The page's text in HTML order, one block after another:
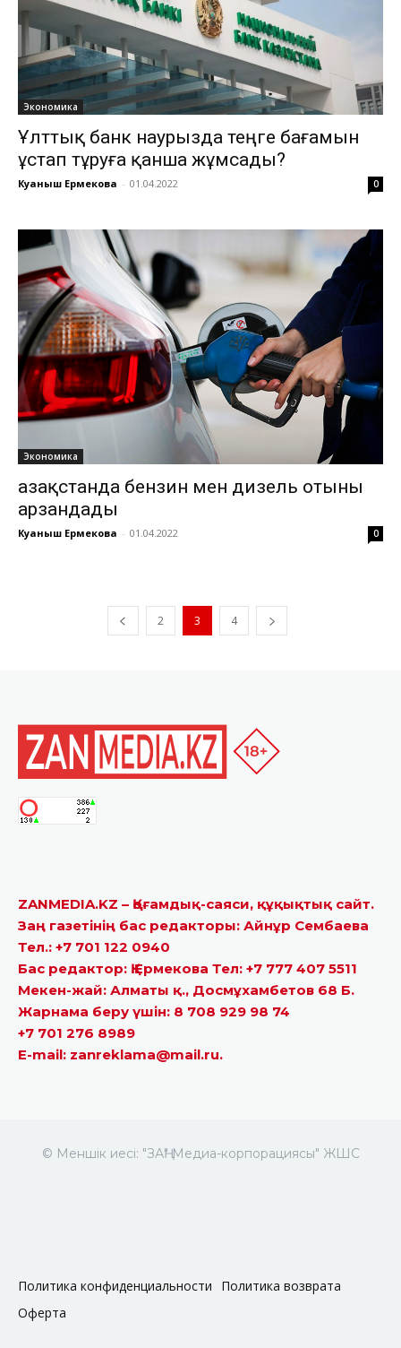
Экономика
Ұлттық банк наурызда теңге бағамын
ұстап тұруға қанша жұмсады?
Куаныш Ермекова - 01.04.2022 0
Экономика
Қазақстанда бензин мен дизель отыны
арзандады
Куаныш Ермекова - 01.04.2022 0
2 3 4
ZANMEDIA.KZ – Қоғамдық-саяси, құқықтық сайт.
Заң газетінің бас редакторы: Айнұр Сембаева
Тел.: +7 701 122 0940
Бас редактор: Қ.Ермекова Тел: +7 777 407 5511
Мекен-жай: Алматы қ., Досмұхамбетов 68 Б.
Жарнама беру үшін: 8 708 929 98 74
+7 701 276 8989
E-mail: zanreklama@mail.ru.
© Меншік иесі: "ЗАҢ" Медиа-корпорациясы" ЖШС
Политика конфиденциальности
Политика возврата
Оферта